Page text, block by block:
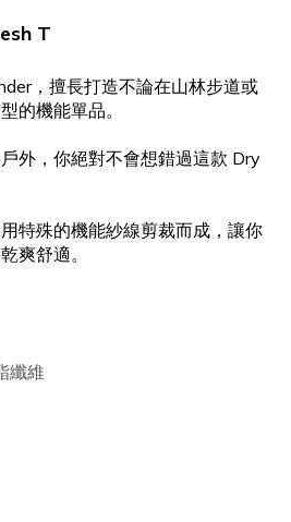
T
，擅長打造不論在山林步道或
的機能單品。
外，你絕對不會想錯過這款 Dry
特殊的機能紗線剪裁而成，讓你
爽舒適。
纖維